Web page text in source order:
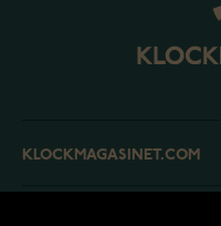
KLOCKMAGASINET.COM